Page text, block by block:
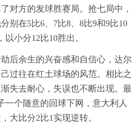
对方的发球胜赛局。抢七局中，
别在5比6、7比8、8比9和9比10
小分12比10胜出。
后余生的兴奋感和自信心，达尔
过往在红土球场的风范。相比之
失去耐心，失误也不断出现。最
一个随意的回球下网，意大利人
大比分2比1实现逆转。